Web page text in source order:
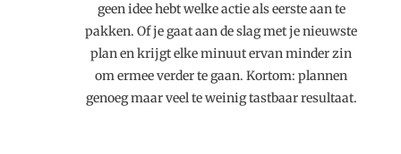
geen idee hebt welke actie als eerste aan te
pakken. Of je gaat aan de slag met je nieuwste
plan en krijgt elke minuut ervan minder zin
om ermee verder te gaan. Kortom: plannen
genoeg maar veel te weinig tastbaar resultaat.